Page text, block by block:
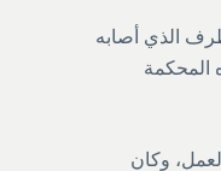
الذي أصابه
المحكمة
وكان